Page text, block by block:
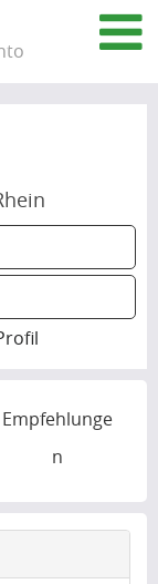
Empfehlunge
n